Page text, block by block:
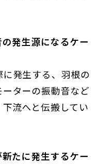
発生源になるケー
発生する、羽根の
ターの振動音など
流へと伝搬してい
たに発生するケー